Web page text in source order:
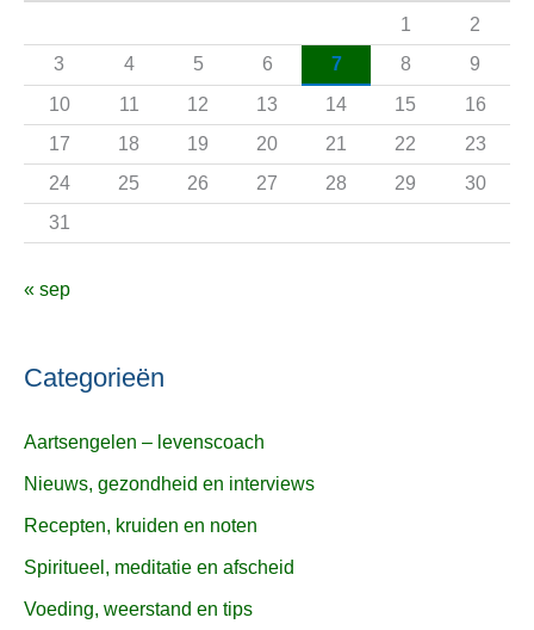
a
r
:
1
2
3
4 5 6 7 8
9
10
11 12 13 14 15
16
17
18 19 20 21 22
23
24
25 26 27 28 29
30
31
« sep
Categorieën
Aartsengelen – levenscoach
Nieuws, gezondheid en interviews
Recepten, kruiden en noten
Spiritueel, meditatie en afscheid
Voeding, weerstand en tips